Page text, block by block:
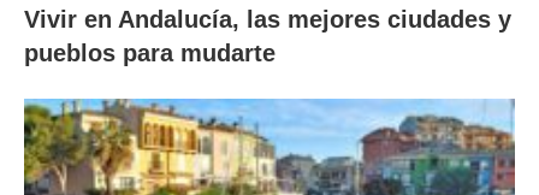
Vivir en Andalucía, las mejores ciudades y
pueblos para mudarte